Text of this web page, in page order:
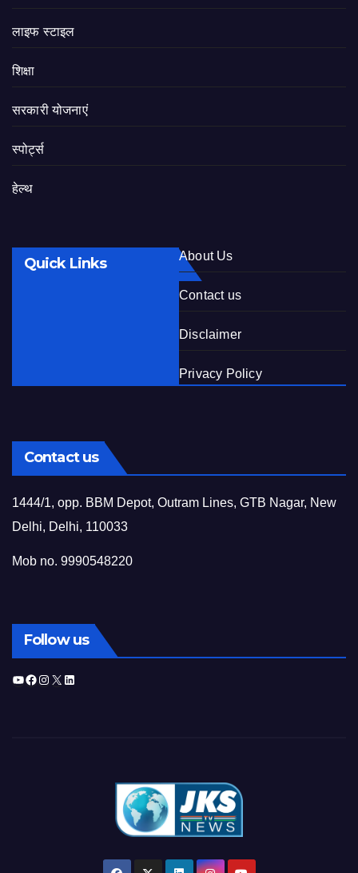
लाइफ स्टाइल
शिक्षा
सरकारी योजनाएं
स्पोर्ट्स
हेल्थ
Quick Links About Us
Contact us
Disclaimer
Privacy Policy
Contact us
1444/1, opp. BBM Depot, Outram Lines, GTB Nagar, New
Delhi, Delhi, 110033
Mob no. 9990548220
Follow us
YouTube
Facebook
Instagram
X LinkedIn